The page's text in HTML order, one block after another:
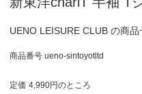
UENO LEISURE CLUB の商品
商品番号 ueno-sintoyotltd
定価 4,990 のところ